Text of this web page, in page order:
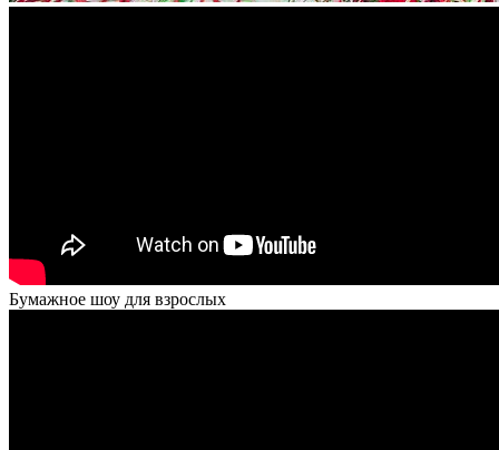
Бумажное шоу для взрослых